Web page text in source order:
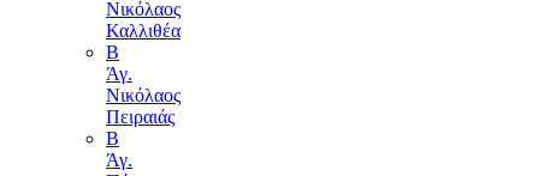
Νικόλαος
Καλλιθέα
Β
Άγ.
Νικόλαος
Πειραιάς
Β
Άγ.